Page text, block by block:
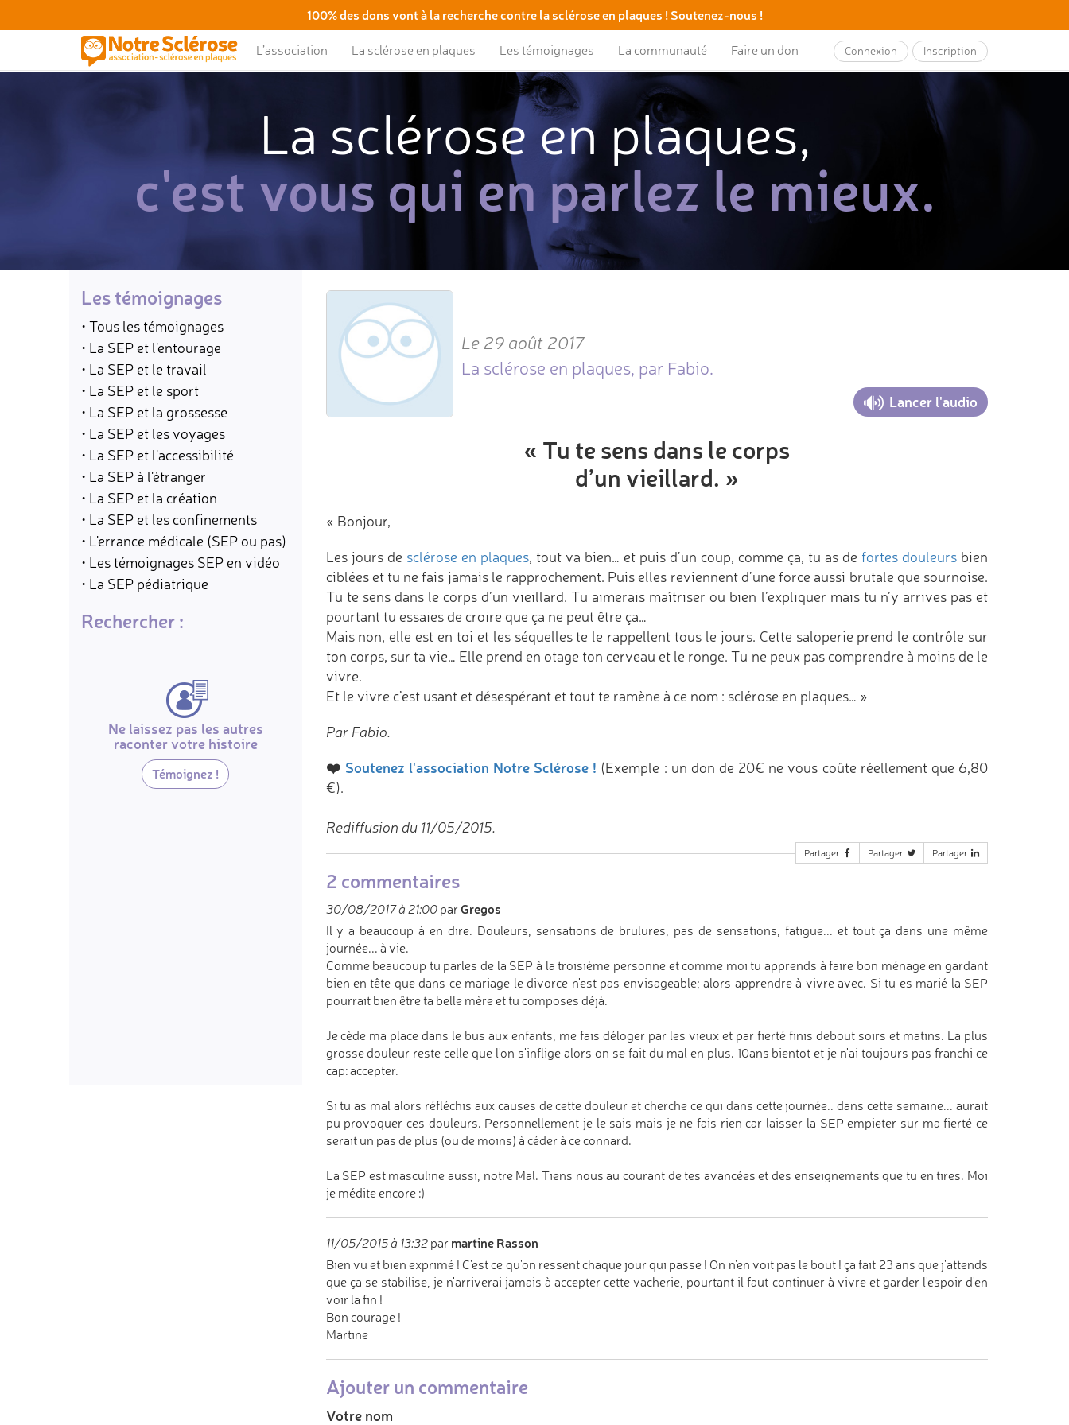
100% des dons vont à la recherche contre la sclérose en plaques ! Soutenez-nous !
L’association La sclérose en plaques Les témoignages La communauté Faire un don Connexion Inscription
La sclérose en plaques,
c'est vous qui en parlez le mieux.
Les témoignages
• Tous les témoignages
• La SEP et l'entourage
• La SEP et le travail
• La SEP et le sport
• La SEP et la grossesse
• La SEP et les voyages
• La SEP et l'accessibilité
• La SEP à l'étranger
• La SEP et la création
• La SEP et les confinements
• L'errance médicale (SEP ou pas)
• Les témoignages SEP en vidéo
• La SEP pédiatrique
Rechercher :
Ne laissez pas les autres
raconter votre histoire
Témoignez !
Le 29 août 2017
La sclérose en plaques, par Fabio.
Lancer l'audio
« Tu te sens dans le corps
d’un vieillard. »
« Bonjour,
Les jours de sclérose en plaques, tout va bien… et puis d’un coup, comme ça, tu as de fortes douleurs bien
ciblées et tu ne fais jamais le rapprochement. Puis elles reviennent d’une force aussi brutale que sournoise.
Tu te sens dans le corps d’un vieillard. Tu aimerais maîtriser ou bien l’expliquer mais tu n’y arrives pas et
pourtant tu essaies de croire que ça ne peut être ça…
Mais non, elle est en toi et les séquelles te le rappellent tous le jours. Cette saloperie prend le contrôle sur
ton corps, sur ta vie… Elle prend en otage ton cerveau et le ronge. Tu ne peux pas comprendre à moins de le
vivre.
Et le vivre c’est usant et désespérant et tout te ramène à ce nom : sclérose en plaques… »
Par Fabio.
❤️ Soutenez l'association Notre Sclérose ! (Exemple : un don de 20€ ne vous coûte réellement que 6,80
€).
Rediffusion du 11/05/2015.
Partager Partager Partager
2 commentaires
30/08/2017 à 21:00par Gregos
Il y a beaucoup à en dire. Douleurs, sensations de brulures, pas de sensations, fatigue... et tout ça dans une même
journée... à vie.
Comme beaucoup tu parles de la SEP à la troisième personne et comme moi tu apprends à faire bon ménage en gardant
bien en tête que dans ce mariage le divorce n'est pas envisageable; alors apprendre à vivre avec. Si tu es marié la SEP
pourrait bien être ta belle mère et tu composes déjà.
Je cède ma place dans le bus aux enfants, me fais déloger par les vieux et par fierté finis debout soirs et matins. La plus
grosse douleur reste celle que l'on s'inflige alors on se fait du mal en plus. 10ans bientot et je n'ai toujours pas franchi ce
cap: accepter.
Si tu as mal alors réfléchis aux causes de cette douleur et cherche ce qui dans cette journée.. dans cette semaine... aurait
pu provoquer ces douleurs. Personnellement je le sais mais je ne fais rien car laisser la SEP empieter sur ma fierté ce
serait un pas de plus (ou de moins) à céder à ce connard.
La SEP est masculine aussi, notre Mal. Tiens nous au courant de tes avancées et des enseignements que tu en tires. Moi
je médite encore :)
11/05/2015 à 13:32par martine Rasson
Bien vu et bien exprimé ! C'est ce qu'on ressent chaque jour qui passe ! On n'en voit pas le bout ! ça fait 23 ans que j'attends
que ça se stabilise, je n'arriverai jamais à accepter cette vacherie, pourtant il faut continuer à vivre et garder l'espoir d'en
voir la fin !
Bon courage !
Martine
Ajouter un commentaire
Votre nom